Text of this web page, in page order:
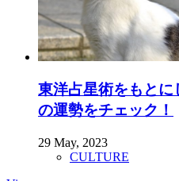
東洋占星術をもとに
の運勢をチェック！
29 May, 2023
CULTURE